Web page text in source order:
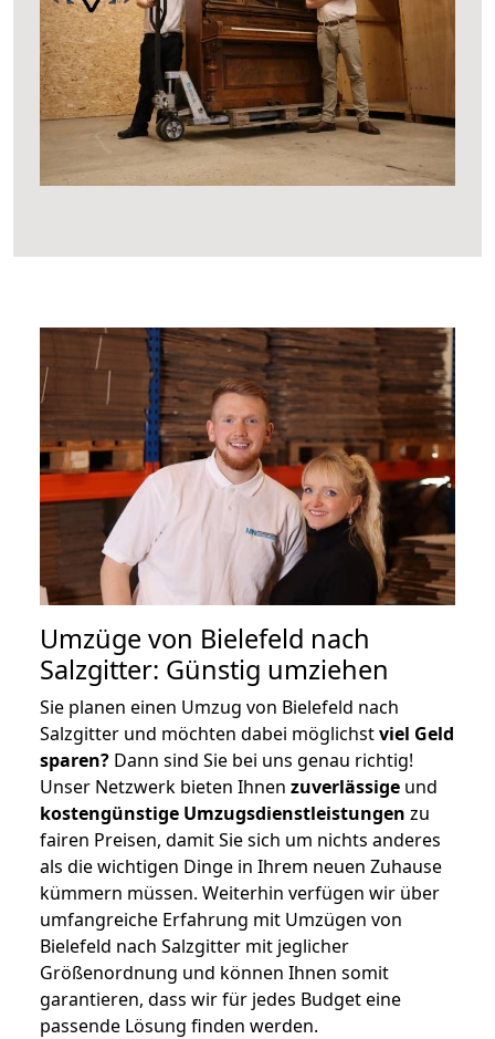
Umzüge von Bielefeld nach
Salzgitter: Günstig umziehen
Sie planen einen Umzug von Bielefeld nach
Salzgitter und möchten dabei möglichstviel Geld
sparen? Dann sind Sie bei uns genau richtig!
Unser Netzwerk bieten Ihnen zuverlässige und
kostengünstige Umzugsdienstleistungen zu
fairen Preisen, damit Sie sich um nichts anderes
als die wichtigen Dinge in Ihrem neuen Zuhause
kümmern müssen. Weiterhin verfügen wir über
umfangreiche Erfahrung mit Umzügen von
Bielefeld nach Salzgitter mit jeglicher
Größenordnung und können Ihnen somit
garantieren, dass wir für jedes Budget eine
passende Lösung finden werden.